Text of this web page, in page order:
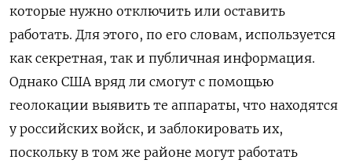
которые нужно отключить или оставить
работать. Для этого, по его словам, используется
как секретная, так и публичная информация.
Однако США вряд ли смогут с помощью
геолокации выявить те аппараты, что находятся
у российских войск, и заблокировать их,
поскольку в том же районе могут работать